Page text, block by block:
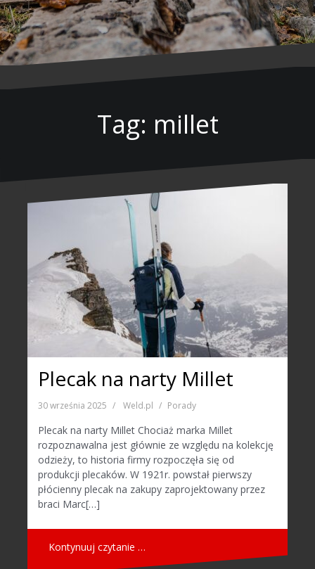
Tag: millet
Plecak na narty Millet
30 września 2025 Weld.pl Porady
Plecak na narty Millet Chociaż marka Millet
rozpoznawalna jest głównie ze względu na kolekcję
odzieży, to historia firmy rozpoczęła się od
produkcji plecaków. W 1921r. powstał pierwszy
płócienny plecak na zakupy zaprojektowany przez
braci Marc[…]
Kontynuuj czytanie …